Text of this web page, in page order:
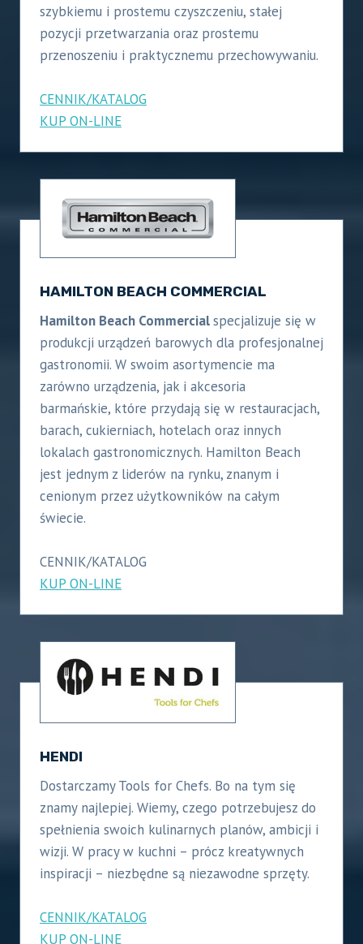
szybkiemu i prostemu czyszczeniu, stałej
pozycji przetwarzania oraz prostemu
przenoszeniu i praktycznemu przechowywaniu.
CENNIK/KATALOG
KUP ON-LINE
HAMILTON BEACH COMMERCIAL
Hamilton Beach Commercialspecjalizuje się w
produkcji urządzeń barowych dla profesjonalnej
gastronomii. W swoim asortymencie ma
zarówno urządzenia, jak i akcesoria
barmańskie, które przydają się w restauracjach,
barach, cukierniach, hotelach oraz innych
lokalach gastronomicznych. Hamilton Beach
jest jednym z liderów na rynku, znanym i
cenionym przez użytkowników na całym
świecie.
CENNIK/KATALOG
KUP ON-LINE
HENDI
Dostarczamy Tools for Chefs. Bo na tym się
znamy najlepiej. Wiemy, czego potrzebujesz do
spełnienia swoich kulinarnych planów, ambicji i
wizji. W pracy w kuchni – prócz kreatywnych
inspiracji – niezbędne są niezawodne sprzęty.
CENNIK/KATALOG
KUP ON-LINE